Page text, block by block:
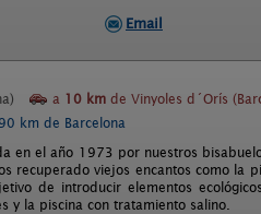
Email
a 10 km de Vinyoles d´Orís
90 km de Barcelona
en el año 1973 por nuestros
recuperado viejos encantos como la
de introducir elementos
y la piscina con tratamiento salino.